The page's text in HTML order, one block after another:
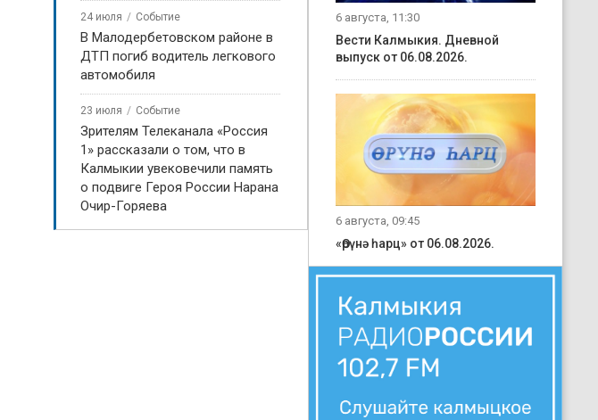
24 июля Событие
В Малодербетовском районе в
ДТП погиб водитель легкового
автомобиля
23 июля Событие
Зрителям Телеканала «Россия
1» рассказали о том, что в
Калмыкии увековечили память
о подвиге Героя России Нарана
Очир-Горяева
6 августа, 11:30
Вести Калмыкия. Дневной
выпуск от 06.08.2026.
6 августа, 09:45
«Өрүнә һарц» от 06.08.2026.